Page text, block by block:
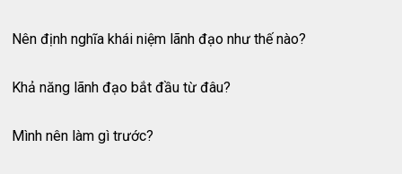
Nên định nghĩa khái niệm lãnh đạo như thế nào?
Khả năng lãnh đạo bắt đầu từ đâu?
Mình nên làm gì trước?